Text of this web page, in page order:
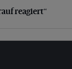
reagiert“